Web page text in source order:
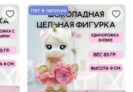
Нет в наличии